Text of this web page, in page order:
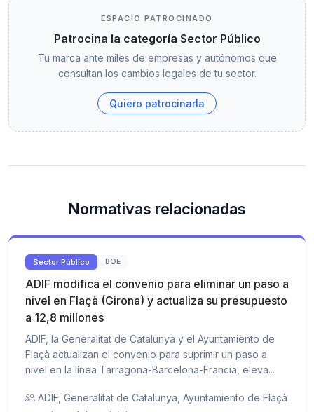
ESPACIO PATROCINADO
Patrocina la categoría Sector Público
Tu marca ante miles de empresas y autónomos que
consultan los cambios legales de tu sector.
Quiero patrocinarla
Normativas relacionadas
Sector Público BOE
ADIF modifica el convenio para eliminar un paso a
nivel en Flaçà (Girona) y actualiza su presupuesto
a 12,8 millones
ADIF, la Generalitat de Catalunya y el Ayuntamiento de
Flaçà actualizan el convenio para suprimir un paso a
nivel en la línea Tarragona-Barcelona-Francia, eleva...
ADIF, Generalitat de Catalunya, Ayuntamiento de Flaçà